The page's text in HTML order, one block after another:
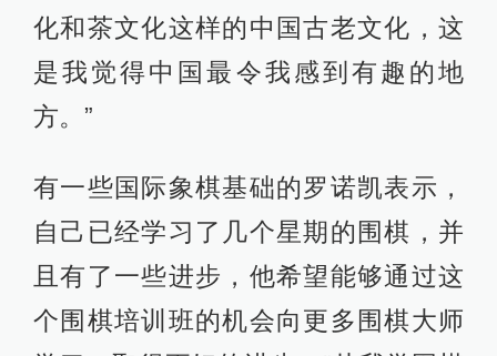
化和茶文化这样的中国古老文化，这
是我觉得中国最令我感到有趣的地
方。”
有一些国际象棋基础的罗诺凯表示，
自己已经学习了几个星期的围棋，并
且有了一些进步，他希望能够通过这
个围棋培训班的机会向更多围棋大师